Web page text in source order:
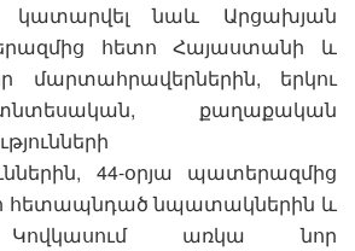
կատարվել նաև Արցախյան
հետո Հայաստանի և
մարտահրավերներին, երկու
քաղաքական
44-օրյա պատերազմից
հետապնդած նպատակներին և
Կովկասում առկա նոր